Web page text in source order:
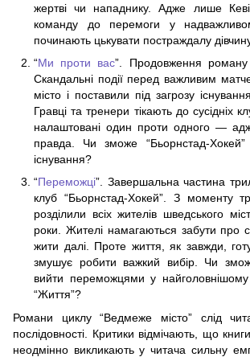
жертві чи нападнику. Адже лише
команду до перемоги у
починають цькувати постраждалу
“Ми проти вас”. Продовження роману
Скандальні події перед важливим
місто і поставили під загрозу
Гравці та тренери тікають до сусідніх
налаштовані один проти одного —
правда. Чи зможе “Бьорнстад-
існування?
“Переможці”. Завершальна частина
клуб “Бьорнстад-Хокей”. З моменту
розділили всіх жителів шведського
роки. Жителі намагаються забути про
жити далі. Проте життя, як завжди,
змушує робити важкий вибір. Чи
вийти переможцями у
“Життя”?
Романи циклу “Ведмеже місто” слід
послідовності. Критики відмічають, що
неодмінно викликають у читача сильну